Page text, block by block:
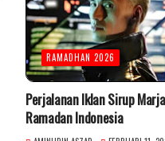
RAMADHAN 2026
Perjalanan Iklan Sirup
Ramadan Indonesia